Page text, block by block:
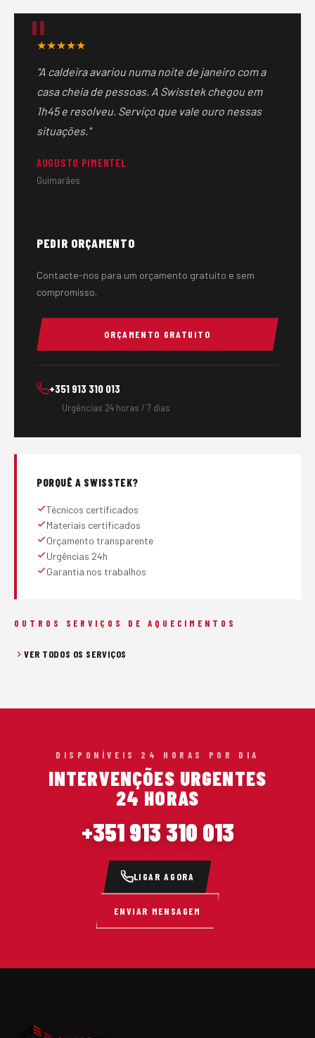
é sempre do cliente. Nunca avançamos com trabalhos
sem aprovação prévia.
★★★★★
"A caldeira avariou numa noite de janeiro com a
casa cheia de pessoas. A Swisstek chegou em
1h45 e resolveu. Serviço que vale ouro nessas
situações."
AUGUSTO PIMENTEL
Guimarães
PEDIR ORÇAMENTO
Contacte-nos para um orçamento gratuito e sem
compromisso.
ORÇAMENTO GRATUITO
+351 913 310 013
Urgências 24 horas / 7 dias
PORQUÊ A SWISSTEK?
Técnicos certificados
Materiais certificados
Orçamento transparente
Urgências 24h
Garantia nos trabalhos
OUTROS SERVIÇOS DE AQUECIMENTOS
VER TODOS OS SERVIÇOS
DISPONÍVEIS 24 HORAS POR DIA
INTERVENÇÕES URGENTES
24 HORAS
+351 913 310 013
LIGAR AGORA
ENVIAR MENSAGEM